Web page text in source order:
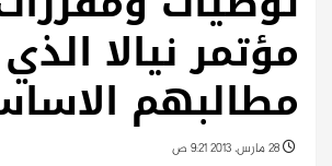
مؤتمر نيالا
مطالبهم